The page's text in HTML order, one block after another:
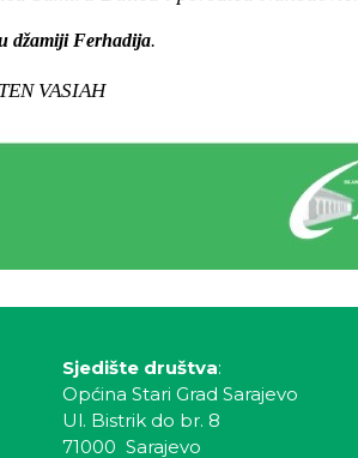
džamiji Ferhadija.
VASIAH
Sjedište društva:
Općina Stari Grad Sarajevo
Ul. Bistrik do br. 8
71000 Sarajevo